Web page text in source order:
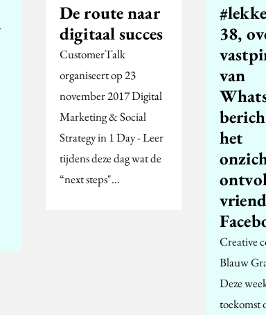
De route naar
digitaal succes
CustomerTalk
organiseert op 23
november 2017 Digital
Marketing & Social
Strategy in 1 Day - Leer
tijdens deze dag wat de
“next steps"…
38,
van
het
Creative
Blauw
Deze
toekomst